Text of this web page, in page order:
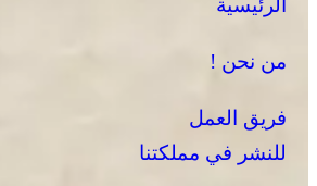
الرئيسية
من نحن !
فريق العمل
للنشر في مملكتنا